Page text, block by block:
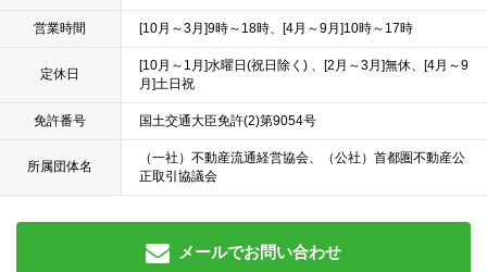
営業時間 [10月～3月]9時～18時、[4月～9月]10時～17時
定休日
[10月～1月]水曜日(祝日除く) 、[2月～3月]無休、[4月～9
月]土日祝
免許番号 国土交通大臣免許(2)第9054号
所属団体名
（一社）不動産流通経営協会、（公社）首都圏不動産公
正取引協議会
メールでお問い合わせ